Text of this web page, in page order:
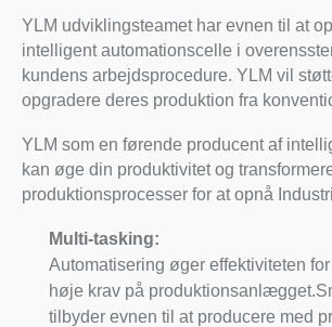
YLM udviklingsteamet har evnen til at
intelligent automationscelle i
kundens arbejdsprocedure. YLM vil
opgradere deres produktion fra
YLM som en førende producent af
kan øge din produktivitet og
produktionsprocesser for at opnå
Multi-tasking:
Automatisering øger effektiviteten
høje krav på
tilbyder evnen til at producere med